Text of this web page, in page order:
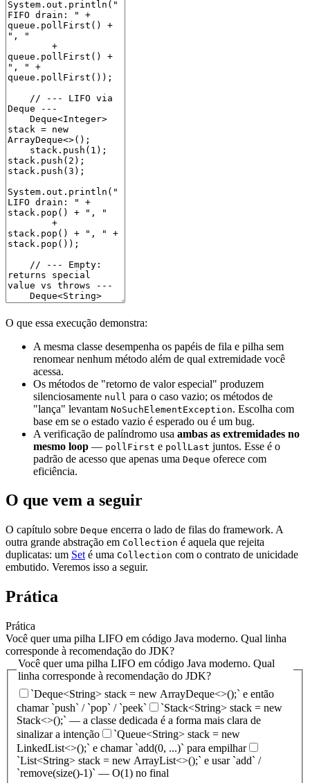
O que essa execução demonstra:
A mesma classe desempenha os papéis de fila e pilha sem
renomear nenhum método além de qual extremidade você
acessa.
Os métodos de "retorno de valor especial" produzem
silenciosamente null para o caso vazio; os métodos de
"lança" levantam NoSuchElementException. Escolha com
base em se o estado vazio é esperado ou é um bug.
A verificação de palíndromo usa ambas as extremidades no
mesmo loop — pollFirst e pollLast juntos. Esse é o
padrão de acesso que apenas uma Deque oferece com
eficiência.
O que vem a seguir
O capítulo sobre Deque encerra o lado de filas do framework. A
outra grande abstração em Collection é aquela que rejeita
duplicatas: um Set é uma Collection com o contrato de unicidade
embutido. Veremos isso a seguir.
Prática
Prática
Você quer uma pilha LIFO em código Java moderno. Qual linha
corresponde à recomendação do JDK?
Você quer uma pilha LIFO em código Java moderno. Qual
linha corresponde à recomendação do JDK?
`Deque<String> stack = new ArrayDeque<>();` e então
chamar `push` / `pop` / `peek`
`Stack<String> stack = new
Stack<>();` — a classe dedicada é a forma mais clara de
sinalizar a intenção
`Queue<String> stack = new
LinkedList<>();` e chamar `add(0, ...)` para empilhar
`List<String> stack = new ArrayList<>();` e usar `add` /
`remove(size()-1)` — O(1) no final